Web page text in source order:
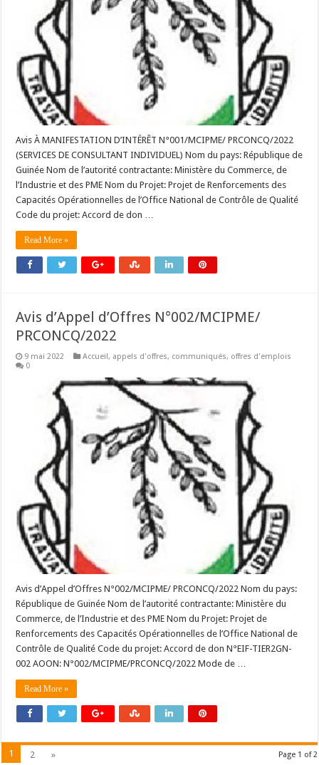
Avis À MANIFESTATION D’INTÉRÊT N°001/MCIPME/ PRCONCQ/2022
(SERVICES DE CONSULTANT INDIVIDUEL) Nom du pays: République de
Guinée Nom de l’autorité contractante: Ministère du Commerce, de
l’Industrie et des PME Nom du Projet: Projet de Renforcements des
Capacités Opérationnelles de l’Office National de Contrôle de Qualité
Code du projet: Accord de don …
Read More »
Avis d’Appel d’Offres N°002/MCIPME/
PRCONCQ/2022
9 mai 2022 Accueil, appels d'offres, communiqués, offres d'emplois
0
Avis d’Appel d’Offres N°002/MCIPME/ PRCONCQ/2022 Nom du pays:
République de Guinée Nom de l’autorité contractante: Ministère du
Commerce, de l’Industrie et des PME Nom du Projet: Projet de
Renforcements des Capacités Opérationnelles de l’Office National de
Contrôle de Qualité Code du projet: Accord de don N°EIF-TIER2GN-
002 AOON: N°002/MCIPME/PRCONCQ/2022 Mode de …
Read More »
Page 1 of 2
1 2 »